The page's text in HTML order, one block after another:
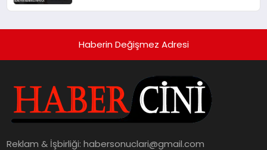
Haberin Değişmez Adresi
Reklam & İşbirliği:habersonuclari@gmail.com